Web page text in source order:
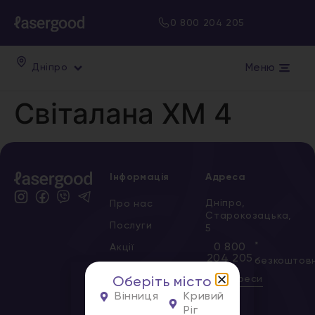
0 800 204 205
Дніпро Меню
Світалана ХМ 4
Інформація
Про нас
Послуги
Акції
Новини
Адреса
Дніпро,
Старокозацька,
5
0 800
204 205
*
Всі адреси
Оберіть місто
Вінниця
Кривий
Ріг